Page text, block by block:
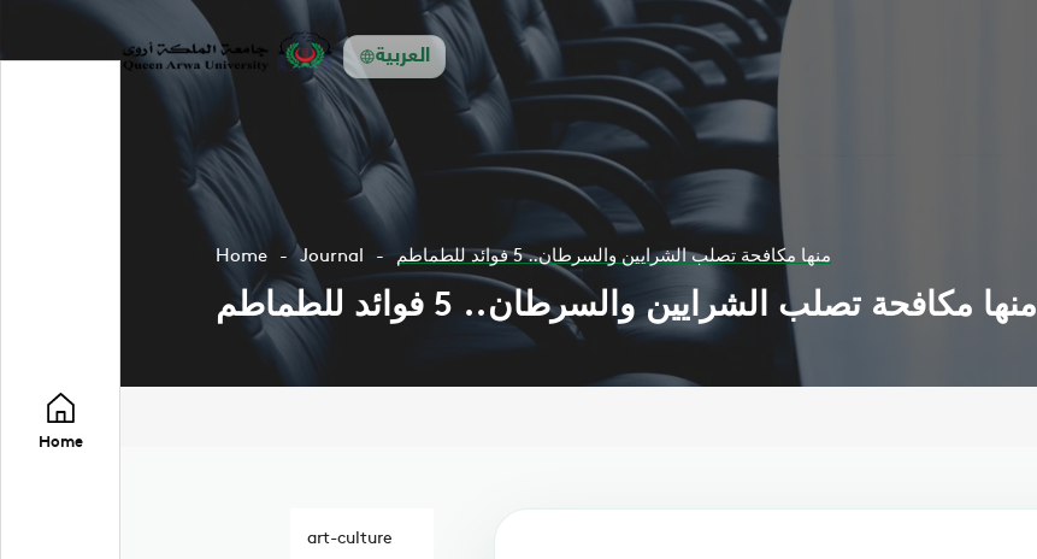
العربية
Home
Home Journal منها مكافحة تصلب الشرايين والسرطان.. 5 فوائد للطماطم
منها مكافحة تصلب الشرايين والسرطان.. 5 فوائد للطماطم
art-culture